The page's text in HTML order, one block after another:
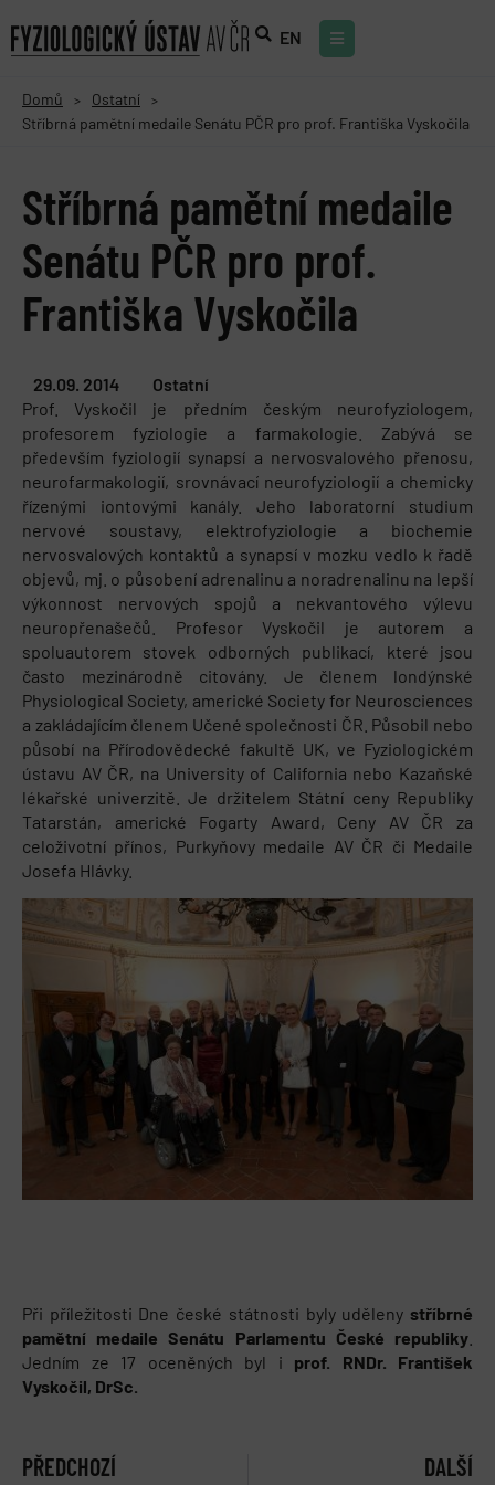
EN
Domů > Ostatní >
Stříbrná pamětní medaile Senátu PČR pro prof. Františka Vyskočila
Stříbrná pamětní medaile
Senátu PČR pro prof.
Františka Vyskočila
29.09. 2014
Ostatní
Prof. Vyskočil je předním českým neurofyziologem,
profesorem fyziologie a farmakologie. Zabývá se
především fyziologií synapsí a nervosvalového přenosu,
neurofarmakologií, srovnávací neurofyziologií a chemicky
řízenými iontovými kanály. Jeho laboratorní studium
nervové soustavy, elektrofyziologie a biochemie
nervosvalových kontaktů a synapsí v mozku vedlo k řadě
objevů, mj. o působení adrenalinu a noradrenalinu na lepší
výkonnost nervových spojů a nekvantového výlevu
neuropřenašečů. Profesor Vyskočil je autorem a
spoluautorem stovek odborných publikací, které jsou
často mezinárodně citovány. Je členem londýnské
Physiological Society, americké Society for Neurosciences
a zakládajícím členem Učené společnosti ČR. Působil nebo
působí na Přírodovědecké fakultě UK, ve Fyziologickém
ústavu AV ČR, na University of California nebo Kazaňské
lékařské univerzitě. Je držitelem Státní ceny Republiky
Tatarstán, americké Fogarty Award, Ceny AV ČR za
celoživotní přínos, Purkyňovy medaile AV ČR či Medaile
Josefa Hlávky.
Při příležitosti Dne české státnosti byly uděleny stříbrné
pamětní medaile Senátu Parlamentu České republiky
Jedním ze 17 oceněných byl i prof. RNDr. František
Vyskočil, DrSc.
PŘEDCHOZÍ DALŠÍ